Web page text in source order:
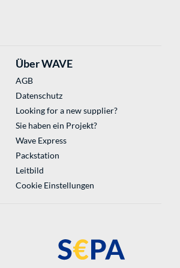
Über WAVE
AGB
Datenschutz
Looking for a new supplier?
Sie haben ein Projekt?
Wave Express
Packstation
Leitbild
Cookie Einstellungen